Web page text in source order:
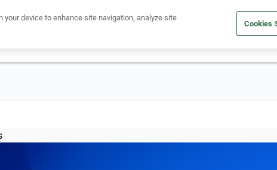
Cuida tu auto
your device to enhance site navigation, analyze site
Cookies